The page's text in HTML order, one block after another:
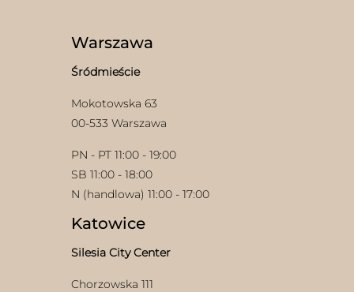
na
produktu
Warszawa
Śródmieście
Mokotowska 63
00-533 Warszawa
PN - PT 11:00 - 19:00
SB 11:00 - 18:00
N (handlowa) 11:00 - 17:00
Katowice
Silesia City Center
Chorzowska 111